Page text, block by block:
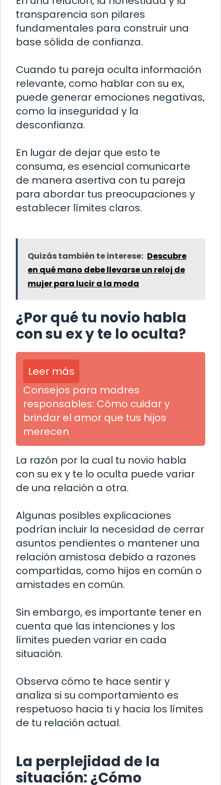
transparencia son pilares
fundamentales para construir una
base sólida de confianza.
Cuando tu pareja oculta información
relevante, como hablar con su ex,
puede generar emociones negativas,
como la inseguridad y la
desconfianza.
En lugar de dejar que esto te
consuma, es esencial comunicarte
de manera asertiva con tu pareja
para abordar tus preocupaciones y
establecer límites claros.
Quizás también te interese: Descubre
en qué mano debe llevarse un reloj de
mujer para lucir a la moda
¿Por qué tu novio habla
con su ex y te lo oculta?
Leer más
Consejos para madres
responsables: Cómo cuidar y
brindar el amor que tus hijos
merecen
La razón por la cual tu novio habla
con su ex y te lo oculta puede variar
de una relación a otra.
Algunas posibles explicaciones
podrían incluir la necesidad de cerrar
asuntos pendientes o mantener una
relación amistosa debido a razones
compartidas, como hijos en común o
amistades en común.
Sin embargo, es importante tener en
cuenta que las intenciones y los
límites pueden variar en cada
situación.
Observa cómo te hace sentir y
analiza si su comportamiento es
respetuoso hacia ti y hacia los límites
de tu relación actual.
La perplejidad de la
situación: ¿Cómo